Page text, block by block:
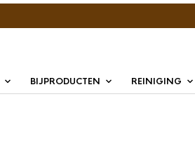
BIJPRODUCTEN REINIGING